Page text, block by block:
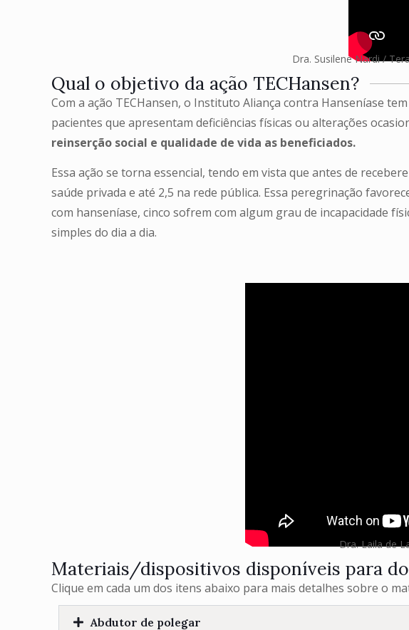
Dra. Susilene Nardi /
Qual o objetivo da ação TECHansen?
Com a ação TECHansen, o Instituto Aliança contra Hanseníase
pacientes que apresentam deficiências físicas ou alterações
reinserção social e qualidade de vida as beneficiados.
Essa ação se torna essencial, tendo em vista que antes de
saúde privada e até 2,5 na rede pública. Essa peregrinação
com hanseníase, cinco sofrem com algum grau de incapacidade
simples do dia a dia.
Dra. Laila de
Materiais/dispositivos disponíveis para
Clique em cada um dos itens abaixo para mais detalhes sobre o
Abdutor de polegar